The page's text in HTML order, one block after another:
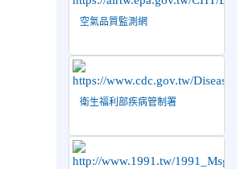
2026-07-21
榮譽
賀 本
校游泳隊參加 2026全國青
績！
2026-07-08
榮譽
賀 本
校跆拳道隊參加115年第十
榮獲佳績！
2026-06-30 檢送「花蓮縣
空氣品質監測網
衛生福利部疾病管制署